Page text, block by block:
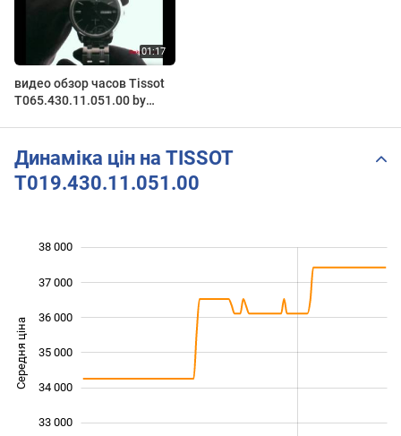
видео обзор часов Tissot
T065.430.11.051.00 by
Динаміка цін на TISSOT
T019.430.11.051.00
Середня ціна 32 000
33 000
34 000
35 000
36 000
37 000
38 000